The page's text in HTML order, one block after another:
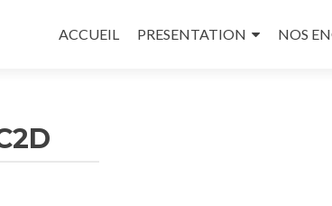
ACCUEIL
PRESENTATION NOS